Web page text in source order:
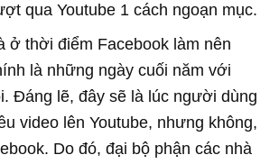
qua Youtube 1 cách ngoạn mục.
ở thời điểm Facebook làm nên
là những ngày cuối năm với
Đáng lẽ, đây sẽ là lúc người dùng
video lên Youtube, nhưng không,
Do đó, đại bộ phận các nhà